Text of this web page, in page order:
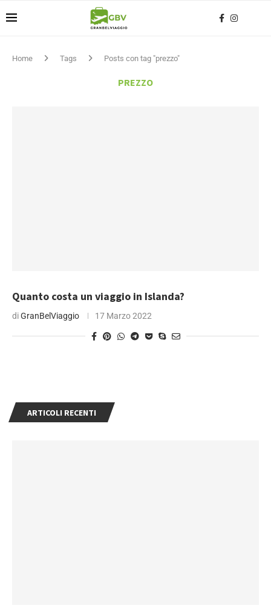
Home Tags Posts con tag "prezzo"
PREZZO
Quanto costa un viaggio in Islanda?
diGranBelViaggio 17 Marzo 2022
ARTICOLI RECENTI